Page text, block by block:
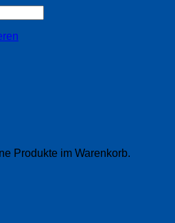
Produkte im Warenkorb.